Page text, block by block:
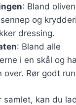
: Bland
og
dressing.
: Bland alle
i en skål og
over. Rør godt
samlet, kan du